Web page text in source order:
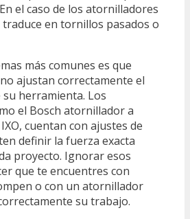
el caso de los atornilladores
en tornillos pasados o
más comunes es que
ajustan correctamente el
herramienta. Los
el Bosch atornillador a
cuentan con ajustes de
definir la fuerza exacta
proyecto. Ignorar esos
que te encuentres con
o con un atornillador
su trabajo.